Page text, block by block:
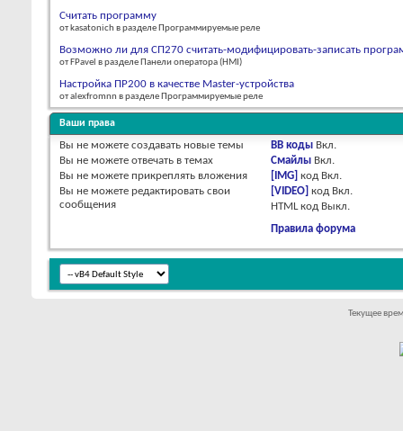
Считать программу
от kasatonich в разделе Программируемые реле
Возможно ли для СП270 считать-модифицировать-записать
от FPavel в разделе Панели оператора (HMI)
Настройка ПР200 в качестве Master-устройства
от alexfromnn в разделе Программируемые реле
Ваши права
Вы не можете создавать новые темы
Вы не можете отвечать в темах
Вы не можете прикреплять вложения
Вы не можете редактировать свои
сообщения
BB коды Вкл.
Смайлы Вкл.
[IMG] код Вкл.
[VIDEO] код Вкл.
HTML код Выкл.
Правила форума
Текущее